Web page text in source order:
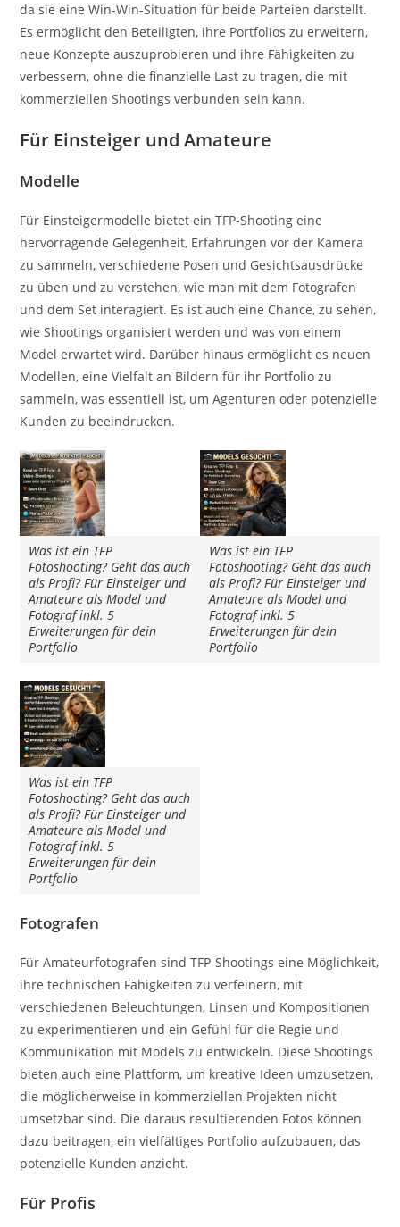
da sie eine Win-Win-Situation für beide Parteien darstellt.
Es ermöglicht den Beteiligten, ihre Portfolios zu erweitern,
neue Konzepte auszuprobieren und ihre Fähigkeiten zu
verbessern, ohne die finanzielle Last zu tragen, die mit
kommerziellen Shootings verbunden sein kann.
Für Einsteiger und Amateure
Modelle
Für Einsteigermodelle bietet ein TFP-Shooting eine
hervorragende Gelegenheit, Erfahrungen vor der Kamera
zu sammeln, verschiedene Posen und Gesichtsausdrücke
zu üben und zu verstehen, wie man mit dem Fotografen
und dem Set interagiert. Es ist auch eine Chance, zu sehen,
wie Shootings organisiert werden und was von einem
Model erwartet wird. Darüber hinaus ermöglicht es neuen
Modellen, eine Vielfalt an Bildern für ihr Portfolio zu
sammeln, was essentiell ist, um Agenturen oder potenzielle
Kunden zu beeindrucken.
Was ist ein TFP
Fotoshooting? Geht das auch
als Profi? Für Einsteiger und
Amateure als Model und
Fotograf inkl. 5
Erweiterungen für dein
Portfolio
Was ist ein TFP
Fotoshooting? Geht das auch
als Profi? Für Einsteiger und
Amateure als Model und
Fotograf inkl. 5
Erweiterungen für dein
Portfolio
Was ist ein TFP
Fotoshooting? Geht das auch
als Profi? Für Einsteiger und
Amateure als Model und
Fotograf inkl. 5
Erweiterungen für dein
Portfolio
Fotografen
Für Amateurfotografen sind TFP-Shootings eine Möglichkeit,
ihre technischen Fähigkeiten zu verfeinern, mit
verschiedenen Beleuchtungen, Linsen und Kompositionen
zu experimentieren und ein Gefühl für die Regie und
Kommunikation mit Models zu entwickeln. Diese Shootings
bieten auch eine Plattform, um kreative Ideen umzusetzen,
die möglicherweise in kommerziellen Projekten nicht
umsetzbar sind. Die daraus resultierenden Fotos können
dazu beitragen, ein vielfältiges Portfolio aufzubauen, das
potenzielle Kunden anzieht.
Für Profis